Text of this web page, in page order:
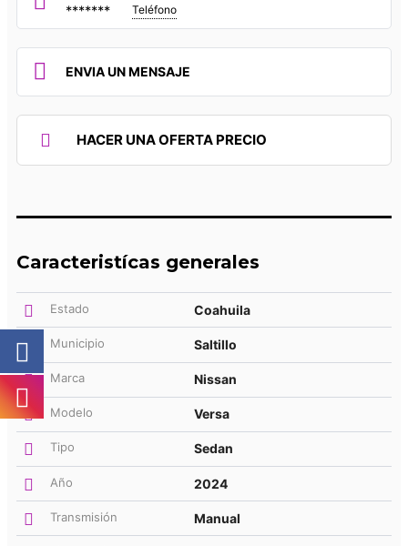
******* Teléfono
ENVIA UN MENSAJE
HACER UNA OFERTA PRECIO
Caracteristícas generales
Estado Coahuila
Municipio Saltillo
Marca Nissan
Modelo Versa
Tipo Sedan
Año 2024
Transmisión Manual